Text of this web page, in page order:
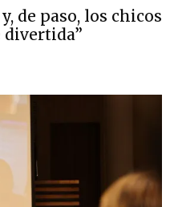
de paso, los chicos